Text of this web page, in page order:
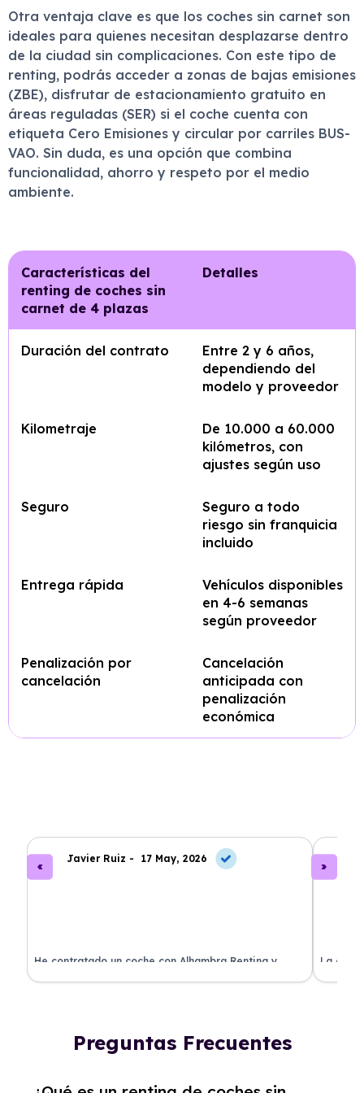
Otra ventaja clave es que los coches sin carnet son
ideales para quienes necesitan desplazarse dentro
de la ciudad sin complicaciones. Con este tipo de
renting, podrás acceder a zonas de bajas emisiones
(ZBE), disfrutar de estacionamiento gratuito en
áreas reguladas (SER) si el coche cuenta con
etiqueta Cero Emisiones y circular por carriles BUS-
VAO. Sin duda, es una opción que combina
funcionalidad, ahorro y respeto por el medio
ambiente.
Características del
renting de coches sin
carnet de 4 plazas
Detalles
Duración del contrato
Entre 2 y 6 años,
dependiendo del
modelo y proveedor
Kilometraje
De 10.000 a 60.000
kilómetros, con
ajustes según uso
Seguro
Seguro a todo
riesgo sin franquicia
incluido
Entrega rápida
Vehículos disponibles
en 4-6 semanas
según proveedor
Penalización por
cancelación
Cancelación
anticipada con
penalización
económica
Javier Ruiz - 17 May, 2026
He contratado un coche con Alhambra Renting y
estoy impresionado. Todo ha sido transparente y sin
La
Preguntas Frecuentes